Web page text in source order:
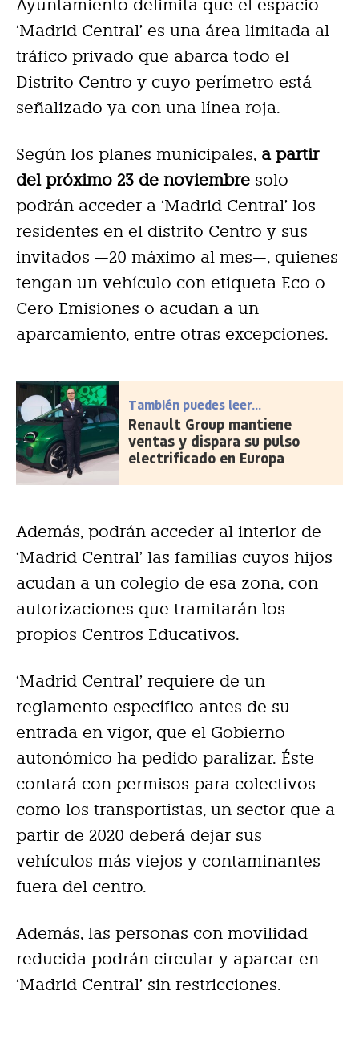
Ayuntamiento delimita que el espacio
‘Madrid Central’ es una área limitada al
tráfico privado que abarca todo el
Distrito Centro y cuyo perímetro está
señalizado ya con una línea roja.
Según los planes municipales, a partir
del próximo 23 de noviembre solo
podrán acceder a ‘Madrid Central’ los
residentes en el distrito Centro y sus
invitados —20 máximo al mes—, quienes
tengan un vehículo con etiqueta Eco o
Cero Emisiones o acudan a un
aparcamiento, entre otras excepciones.
También puedes leer...
Renault Group mantiene
ventas y dispara su pulso
electrificado en Europa
Además, podrán acceder al interior de
‘Madrid Central’ las familias cuyos hijos
acudan a un colegio de esa zona, con
autorizaciones que tramitarán los
propios Centros Educativos.
‘Madrid Central’ requiere de un
reglamento específico antes de su
entrada en vigor, que el Gobierno
autonómico ha pedido paralizar. Éste
contará con permisos para colectivos
como los transportistas, un sector que a
partir de 2020 deberá dejar sus
vehículos más viejos y contaminantes
fuera del centro.
Además, las personas con movilidad
reducida podrán circular y aparcar en
‘Madrid Central’ sin restricciones.